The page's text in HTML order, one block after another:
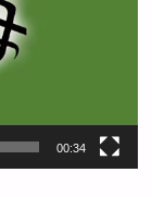
00:34